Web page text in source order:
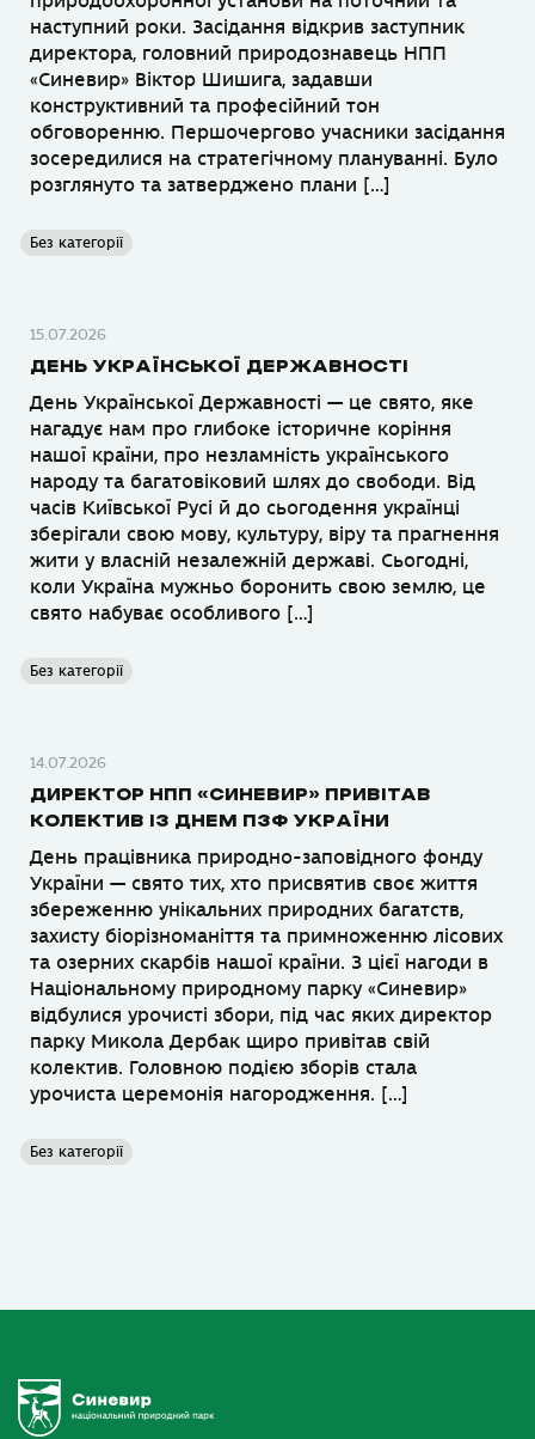
наступний роки. Засідання відкрив заступник
директора, головний природознавець НПП
«Синевир» Віктор Шишига, задавши
конструктивний та професійний тон
обговоренню. Першочергово учасники засідання
зосередилися на стратегічному плануванні. Було
розглянуто та затверджено плани […]
Без категорії
15.07.2026
ДЕНЬ УКРАЇНСЬКОЇ ДЕРЖАВНОСТІ
День Української Державності — це свято, яке
нагадує нам про глибоке історичне коріння
нашої країни, про незламність українського
народу та багатовіковий шлях до свободи. Від
часів Київської Русі й до сьогодення українці
зберігали свою мову, культуру, віру та прагнення
жити у власній незалежній державі. Сьогодні,
коли Україна мужньо боронить свою землю, це
свято набуває особливого […]
Без категорії
14.07.2026
ДИРЕКТОР НПП «СИНЕВИР» ПРИВІТАВ
КОЛЕКТИВ ІЗ ДНЕМ ПЗФ УКРАЇНИ
День працівника природно-заповідного фонду
України — свято тих, хто присвятив своє життя
збереженню унікальних природних багатств,
захисту біорізноманіття та примноженню лісових
та озерних скарбів нашої країни. З цієї нагоди в
Національному природному парку «Синевир»
відбулися урочисті збори, під час яких директор
парку Микола Дербак щиро привітав свій
колектив. Головною подією зборів стала
урочиста церемонія нагородження. […]
Без категорії